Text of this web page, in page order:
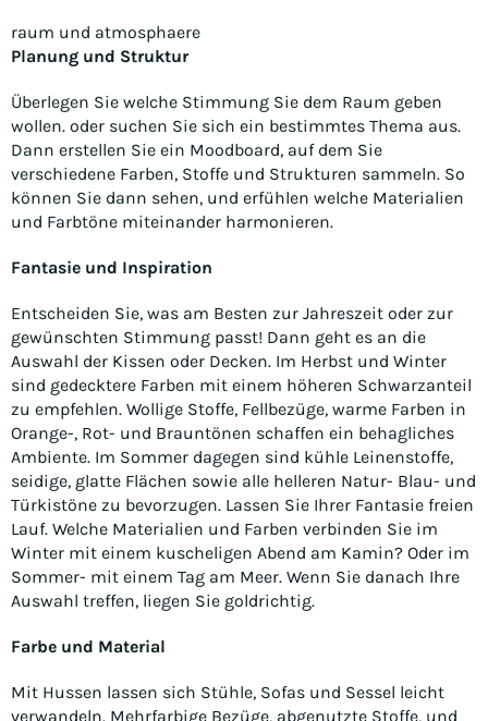
raum und atmosphaere
Planung und Struktur
Überlegen Sie welche Stimmung Sie dem Raum geben
wollen. oder suchen Sie sich ein bestimmtes Thema aus.
Dann erstellen Sie ein Moodboard, auf dem Sie
verschiedene Farben, Stoffe und Strukturen sammeln. So
können Sie dann sehen, und erfühlen welche Materialien
und Farbtöne miteinander harmonieren.
Fantasie und Inspiration
Entscheiden Sie, was am Besten zur Jahreszeit oder zur
gewünschten Stimmung passt! Dann geht es an die
Auswahl der Kissen oder Decken. Im Herbst und Winter
sind gedecktere Farben mit einem höheren Schwarzanteil
zu empfehlen. Wollige Stoffe, Fellbezüge, warme Farben in
Orange-, Rot- und Brauntönen schaffen ein behagliches
Ambiente. Im Sommer dagegen sind kühle Leinenstoffe,
seidige, glatte Flächen sowie alle helleren Natur- Blau- und
Türkistöne zu bevorzugen. Lassen Sie Ihrer Fantasie freien
Lauf. Welche Materialien und Farben verbinden Sie im
Winter mit einem kuscheligen Abend am Kamin? Oder im
Sommer- mit einem Tag am Meer. Wenn Sie danach Ihre
Auswahl treffen, liegen Sie goldrichtig.
Farbe und Material
Mit Hussen lassen sich Stühle, Sofas und Sessel leicht
verwandeln. Mehrfarbige Bezüge, abgenutzte Stoffe, und